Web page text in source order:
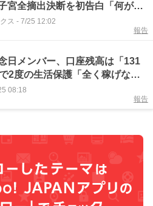
宮全摘出決断を初告白「何があ
って」
ス - 7/25 12:02
報告
日メンバー、口座残高は「131
2度の生活保護「全く稼げなく
08:18
報告